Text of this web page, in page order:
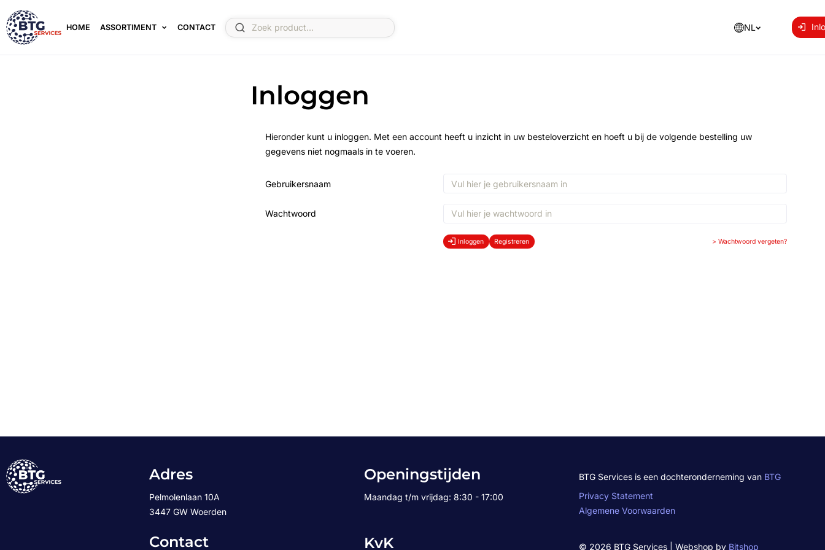
HOME ASSORTIMENT CONTACT NL
Inloggen
Hieronder kunt u inloggen. Met een account heeft u inzicht in uw besteloverzicht en hoeft u bij de volgende bestelling uw
gegevens niet nogmaals in te voeren.
Gebruikersnaam
Wachtwoord
Inloggen Registreren >Wachtwoord vergeten?
Adres
Pelmolenlaan 10A
3447 GW Woerden
Contact
Openingstijden
Maandag t/m vrijdag: 8:30 - 17:00
KvK
BTG Services is een dochteronderneming van BTG
Privacy Statement
Algemene Voorwaarden
© 2026 BTG Services | Webshop by Bitshop